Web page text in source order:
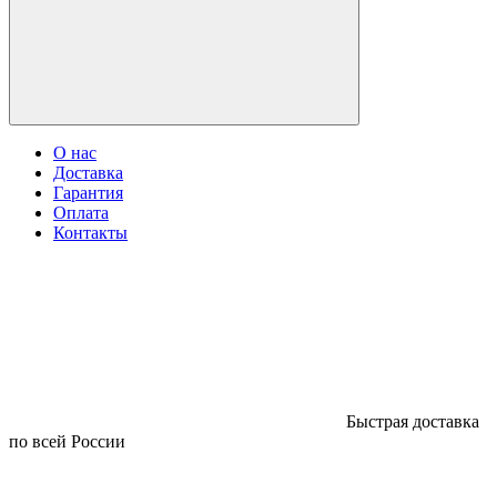
О нас
Доставка
Гарантия
Оплата
Контакты
Быстрая доставка
по всей России